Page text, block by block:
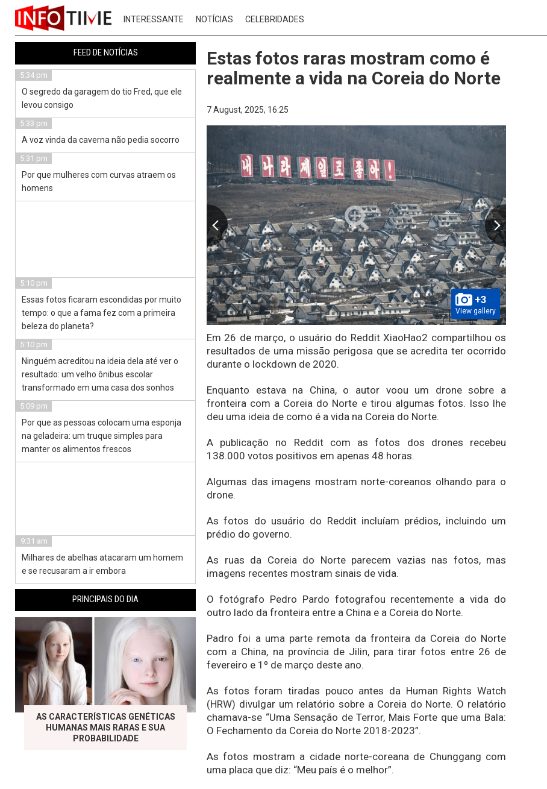
INTERESSANTE NOTÍCIAS CELEBRIDADES
Estas fotos raras mostram como é
realmente a vida na Coreia do Norte
7 August, 2025, 16:25
+3
View gallery
Em 26 de março, o usuário do Reddit XiaoHao2 compartilhou os
resultados de uma missão perigosa que se acredita ter ocorrido
durante o lockdown de 2020.
Enquanto estava na China, o autor voou um drone sobre a
fronteira com a Coreia do Norte e tirou algumas fotos. Isso lhe
deu uma ideia de como é a vida na Coreia do Norte.
A publicação no Reddit com as fotos dos drones recebeu
138.000 votos positivos em apenas 48 horas.
Algumas das imagens mostram norte-coreanos olhando para o
drone.
As fotos do usuário do Reddit incluíam prédios, incluindo um
prédio do governo.
As ruas da Coreia do Norte parecem vazias nas fotos, mas
imagens recentes mostram sinais de vida.
O fotógrafo Pedro Pardo fotografou recentemente a vida do
outro lado da fronteira entre a China e a Coreia do Norte.
Padro foi a uma parte remota da fronteira da Coreia do Norte
com a China, na província de Jilin, para tirar fotos entre 26 de
fevereiro e 1º de março deste ano.
As fotos foram tiradas pouco antes da Human Rights Watch
(HRW) divulgar um relatório sobre a Coreia do Norte. O relatório
chamava-se “Uma Sensação de Terror, Mais Forte que uma Bala:
O Fechamento da Coreia do Norte 2018-2023”.
As fotos mostram a cidade norte-coreana de Chunggang com
uma placa que diz: “Meu país é o melhor”.
FEED DE NOTÍCIAS
5:34 pm
O segredo da garagem do tio Fred, que ele
levou consigo
5:33 pm
A voz vinda da caverna não pedia socorro
5:31 pm
Por que mulheres com curvas atraem os
homens
5:10 pm
Essas fotos ficaram escondidas por muito
tempo: o que a fama fez com a primeira
beleza do planeta?
5:10 pm
Ninguém acreditou na ideia dela até ver o
resultado: um velho ônibus escolar
transformado em uma casa dos sonhos
5:09 pm
Por que as pessoas colocam uma esponja
na geladeira: um truque simples para
manter os alimentos frescos
9:31 am
Milhares de abelhas atacaram um homem
e se recusaram a ir embora
PRINCIPAIS DO DIA
AS CARACTERÍSTICAS GENÉTICAS
HUMANAS MAIS RARAS E SUA
PROBABILIDADE